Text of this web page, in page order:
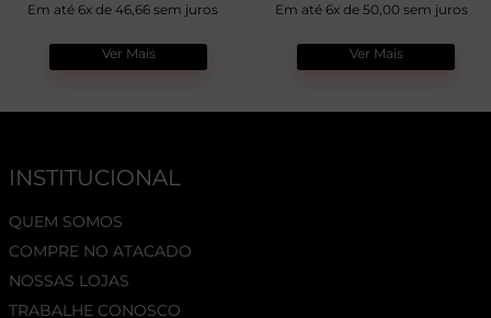
Em até 6x de 46,66 sem juros
Ver Mais
Em até 6x de 50,00 sem juros
Ver Mais
INSTITUCIONAL
QUEM SOMOS
COMPRE NO ATACADO
NOSSAS LOJAS
TRABALHE CONOSCO